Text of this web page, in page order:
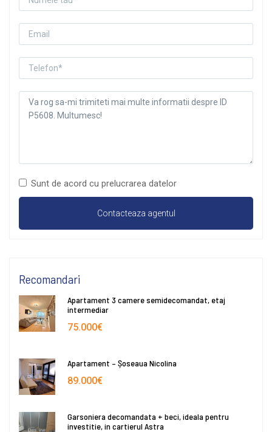
Sunt de acord cu prelucrarea datelor
Recomandari
Apartament 3 camere semidecomandat, etaj
intermediar
75.000€
Apartament – Șoseaua Nicolina
89.000€
Garsoniera decomandata + beci, ideala pentru
investitie, in cartierul Astra